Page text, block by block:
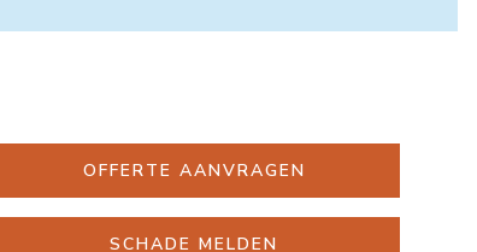
OFFERTE AANVRAGEN
SCHADE MELDEN